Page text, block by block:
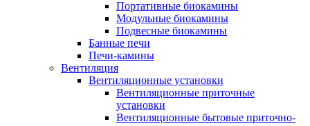
Портативные биокамины
Модульные биокамины
Подвесные биокамины
Банные печи
Печи-камины
Вентиляция
Вентиляционные установки
Вентиляционные приточные
установки
Вентиляционные бытовые приточно-